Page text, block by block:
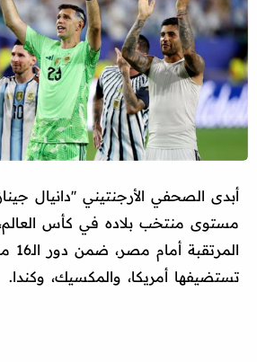
أبدى الصحفي الأرجنتيني ''دانيال
مستوى منتخب بلاده في كأس
تستضيفها أمريكا، والمكسيك، وكندا.